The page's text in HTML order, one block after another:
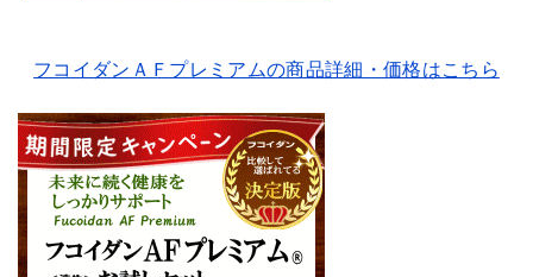
フコイダンＡＦプレミアムの商品詳細・価格はこちら